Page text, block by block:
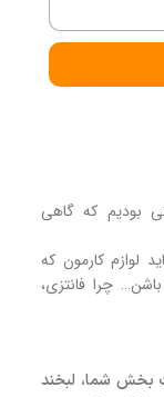
بودیم که گاهی
لوازم کارمون که
چرا فانتزی،
بخش شما، لبخند